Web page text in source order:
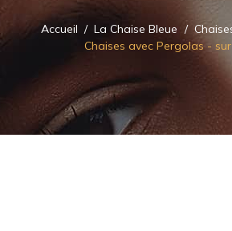
Accueil La Chaise Bleue
Chaises avec Pergolas -